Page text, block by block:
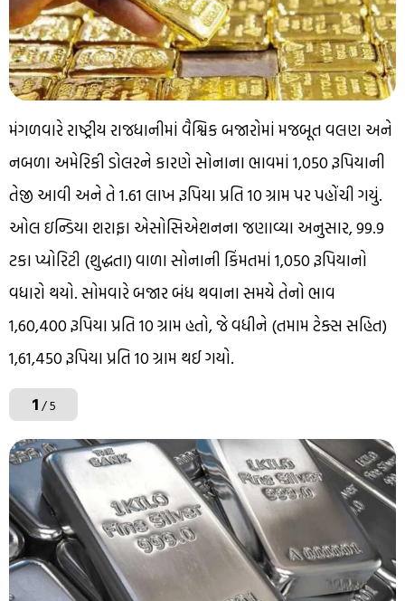
મંગળવારે રાષ્ટ્રીય રાજધાનીમાં વૈશ્વિક બજારોમાં મજબૂત વલણ અને
નબળા અમેરિકી ડોલરને કારણે સોનાના ભાવમાં 1,050 રૂપિયાની
તેજી આવી અને તે 1.61 લાખ રૂપિયા પ્રતિ 10 ગ્રામ પર પહોંચી ગયું.
ઓલ ઇન્ડિયા શરાફા એસોસિએશનના જણાવ્યા અનુસાર, 99.9
ટકા પ્યોરિટી (શુદ્ધતા) વાળા સોનાની કિંમતમાં 1,050 રૂપિયાનો
વધારો થયો. સોમવારે બજાર બંધ થવાના સમયે તેનો ભાવ
1,60,400 રૂપિયા પ્રતિ 10 ગ્રામ હતો, જે વધીને (તમામ ટેક્સ સહિત)
1,61,450 રૂપિયા પ્રતિ 10 ગ્રામ થઈ ગયો.
1/ 5